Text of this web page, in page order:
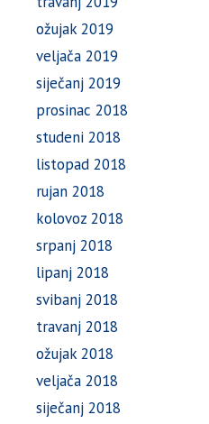
ožujak 2019
veljača 2019
siječanj 2019
prosinac 2018
studeni 2018
listopad 2018
rujan 2018
kolovoz 2018
srpanj 2018
lipanj 2018
svibanj 2018
travanj 2018
ožujak 2018
veljača 2018
siječanj 2018